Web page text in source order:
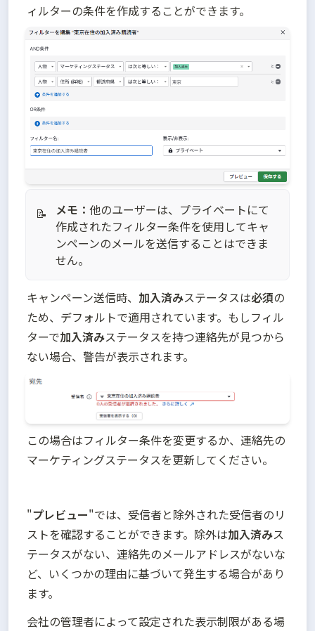
ィルターの条件を作成することができます。
📝 メモ： 他のユーザーは、プライベートにて
作成されたフィルター条件を使用してキャ
ンペーンのメールを送信することはできま
せん。
キャンペーン送信時、 加入済みステータスは必須の
ため、デフォルトで適用されています。もしフィル
ターで加入済みステータスを持つ連絡先が見つから
ない場合、警告が表示されます。
この場合はフィルター条件を変更するか、連絡先の
マーケティングステータスを更新してください。
"プレビュー"では、受信者と除外された受信者のリ
ストを確認することができます。除外は加入済みス
テータスがない、連絡先のメールアドレスがないな
ど、いくつかの理由に基づいて発生する場合があり
ます。
会社の管理者によって設定された表示制限がある場